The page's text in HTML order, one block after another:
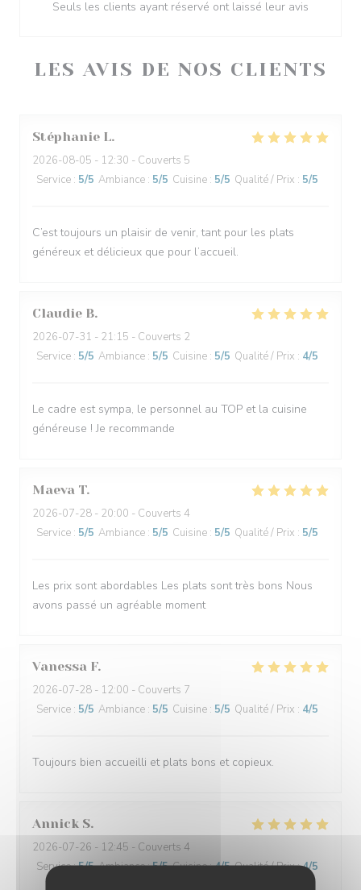
LES AVIS DE NOS CLIENTS
Stéphanie L
2026-08-05 - 12:30 - Couverts 5
Service : 5/5 Ambiance : 5/5 Cuisine : 5/5 Qualité / Prix : 5/5
C’est toujours un plaisir de venir, tant pour les plats
généreux et délicieux que pour l’accueil.
Claudie B
2026-07-31 - 21:15 - Couverts 2
Service : 5/5 Ambiance : 5/5 Cuisine : 5/5 Qualité / Prix : 4/5
Le cadre est sympa, le personnel au TOP et la cuisine
généreuse ! Je recommande
Maeva T
2026-07-28 - 20:00 - Couverts 4
Service : 5/5 Ambiance : 5/5 Cuisine : 5/5 Qualité / Prix : 5/5
Les prix sont abordables Les plats sont très bons Nous
avons passé un agréable moment
Vanessa F
2026-07-28 - 12:00 - Couverts 7
Service : 5/5 Ambiance : 5/5 Cuisine : 5/5 Qualité / Prix : 4/5
Toujours bien accueilli et plats bons et copieux.
Annick S
2026-07-26 - 12:45 - Couverts 4
Service:5/5 Ambiance:5/5 Cuisine:4/5 Qualité / Prix:4/5
Seuls les clients ayant réservé ont laissé leur avis